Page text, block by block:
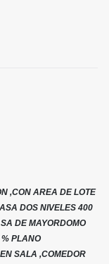
,CON AREA DE LOTE
DOS NIVELES 400
DE MAYORDOMO
PLANO
SALA ,COMEDOR